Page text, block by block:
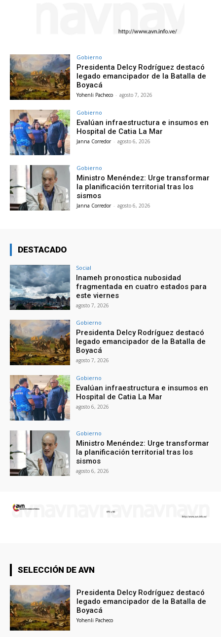
Gobierno
Presidenta Delcy Rodríguez destacó
legado emancipador de la Batalla de
Boyacá
Yohenli Pacheco - agosto 7, 2026
Gobierno
Evalúan infraestructura e insumos en
Hospital de Catia La Mar
Janna Corredor - agosto 6, 2026
Gobierno
Ministro Menéndez: Urge transformar
la planificación territorial tras los
sismos
Janna Corredor - agosto 6, 2026
DESTACADO
Social
Inameh pronostica nubosidad
fragmentada en cuatro estados para
este viernes
agosto 7, 2026
Gobierno
Presidenta Delcy Rodríguez destacó
legado emancipador de la Batalla de
Boyacá
agosto 7, 2026
Gobierno
Evalúan infraestructura e insumos en
Hospital de Catia La Mar
agosto 6, 2026
Gobierno
Ministro Menéndez: Urge transformar
la planificación territorial tras los
sismos
agosto 6, 2026
SELECCIÓN DE AVN
Presidenta Delcy Rodríguez destacó
legado emancipador de la Batalla de
Boyacá
Yohenli Pacheco